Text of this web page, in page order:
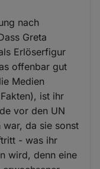
nach
Greta
Erlöserfigur
offenbar gut
Medien
ist ihr
vor den UN
da sie sonst
- was ihr
wird, denn eine